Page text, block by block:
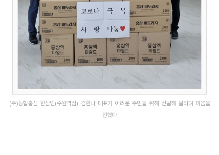
(주)농협홍삼 한삼인(수원역점) 김한나 대표가 어려운 주민을 위해 전달해 달라며 마음을
전했다